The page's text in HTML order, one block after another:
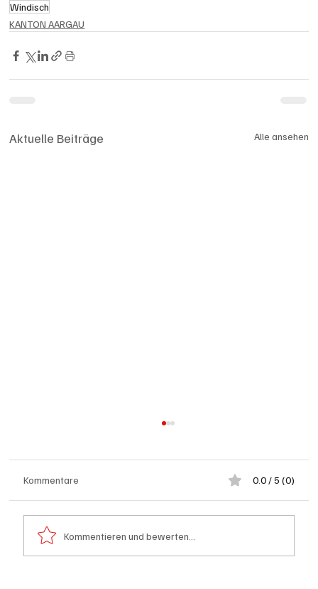
Windisch
KANTON AARGAU
Aktuelle Beiträge Alle ansehen
Kommentare 0.0 / 5 (0)
Kommentieren und bewerten...